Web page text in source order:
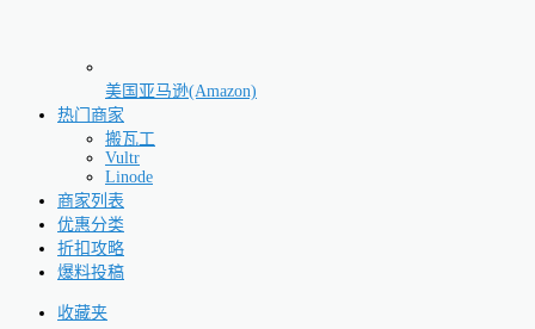
美国亚马逊(Amazon)
热门商家
搬瓦工
Vultr
Linode
商家列表
优惠分类
折扣攻略
爆料投稿
收藏夹